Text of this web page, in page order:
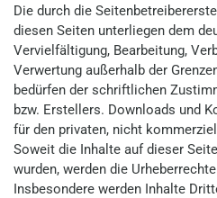
Die durch die
diesen Seiten unterliegen dem
Vervielfältigung, Bearbeitung,
Verwertung außerhalb der
bedürfen der schriftlichen
bzw. Erstellers. Downloads und
für den privaten, nicht
Soweit die Inhalte auf dieser
wurden, werden die
Insbesondere werden Inhalte